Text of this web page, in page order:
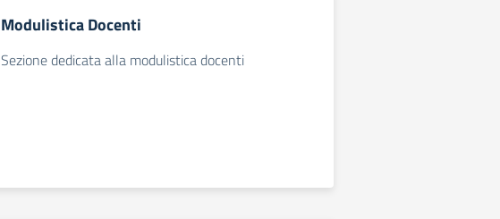
Modulistica Docenti
Sezione dedicata alla modulistica docenti